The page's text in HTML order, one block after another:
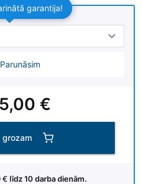
garantija!
Parunāsim
€
grozam
€ līdz 10 darba dienām.